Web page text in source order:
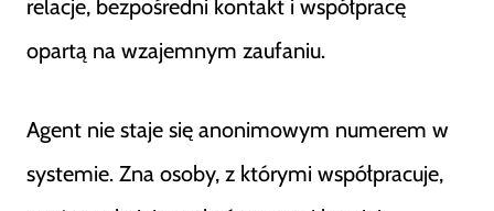
relacje, bezpośredni kontakt i współpracę
opartą na wzajemnym zaufaniu.
Agent nie staje się anonimowym numerem w
systemie. Zna osoby, z którymi współpracuje,